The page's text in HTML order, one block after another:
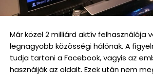
Már közel 2 milliárd aktív felhasználója
legnagyobb közösségi hálónak. A
tudja tartani a Facebook, vagyis az
használják az oldalt. Ezek után nem